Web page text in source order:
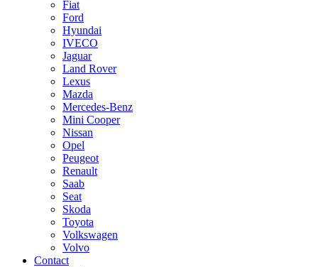
Fiat
Ford
Hyundai
IVECO
Jaguar
Land Rover
Lexus
Mazda
Mercedes-Benz
Mini Cooper
Nissan
Opel
Peugeot
Renault
Saab
Seat
Skoda
Toyota
Volkswagen
Volvo
Contact